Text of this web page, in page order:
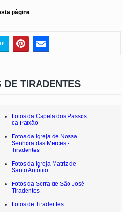
página
TIRADENTES
Fotos da Capela dos Passos
da Paixão
Fotos da Igreja de Nossa
Senhora das Merces -
Tiradentes
Fotos da Igreja Matriz de
Santo Antônio
Fotos da Serra de São José -
Tiradentes
Fotos de Tiradentes